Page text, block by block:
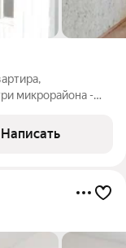
микрорайона -
больница,
Написать